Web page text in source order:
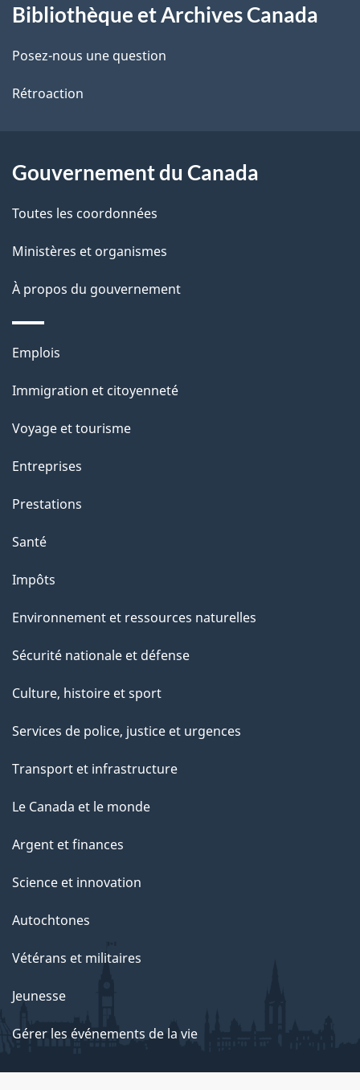
i
l
s
e
p
a
propos
de
ce
Bibliothèque et Archives Canada
Posez-nous une question
Rétroaction
Gouvernement du Canada
Toutes les coordonnées
Ministères et organismes
À propos du gouvernement
Thèmes
sujets
Emplois
Immigration et citoyenneté
Voyage et tourisme
Entreprises
Prestations
Santé
Impôts
Environnement et ressources naturelles
Sécurité nationale et défense
Culture, histoire et sport
Services de police, justice et urgences
Transport et infrastructure
Le Canada et le monde
Argent et finances
Science et innovation
Autochtones
Vétérans et militaires
Jeunesse
Gérer les événements de la vie